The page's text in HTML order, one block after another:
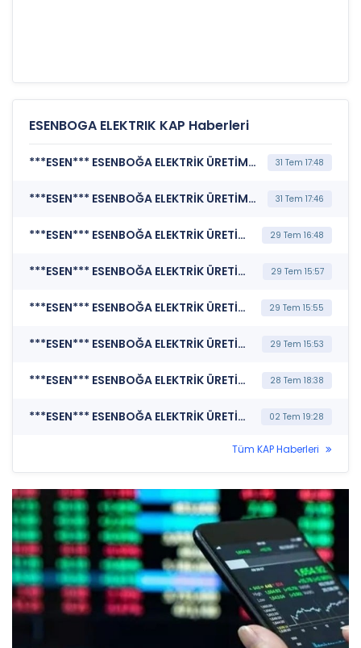
ESENBOGA ELEKTRIK KAP Haberleri
***ESEN*** ESENBOĞA ELEKTRİK ÜRETİM A.Ş. (Bağımsız Denetim Kuruluşunun Belirlenmesi) 31 Tem 17:48
***ESEN*** ESENBOĞA ELEKTRİK ÜRETİM A.Ş. (Genel Kurul İşlemlerine İlişkin Bildirim) 31 Tem 17:46
***ESEN*** ESENBOĞA ELEKTRİK ÜRETİM A.Ş. (Kurumsal Yönetim Bilgi Formu (Güncelleme) - Pay Sahipleri) 29 Tem 16:48
***ESEN*** ESENBOĞA ELEKTRİK ÜRETİM A.Ş. (Bağımsız Denetim Kuruluşunun Belirlenmesi) 29 Tem 15:57
***ESEN*** ESENBOĞA ELEKTRİK ÜRETİM A.Ş. (Kar Payı Dağıtım İşlemlerine İlişkin Bildirim) 29 Tem 15:55
***ESEN*** ESENBOĞA ELEKTRİK ÜRETİM A.Ş. (Genel Kurul İşlemlerine İlişkin Bildirim) 29 Tem 15:53
***ESEN*** ESENBOĞA ELEKTRİK ÜRETİM A.Ş. (Bağımsız Denetim Kuruluşunun Belirlenmesi) 28 Tem 18:38
***ESEN*** ESENBOĞA ELEKTRİK ÜRETİM A.Ş. (Kar Payı Dağıtım İşlemlerine İlişkin Bildirim) 02 Tem 19:28
Tüm KAP Haberleri